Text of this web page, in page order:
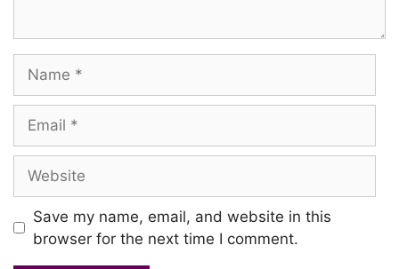
Ippadi ellaam
Vaazhkka enna thaan
Vachu seiyuthae
Enna naan
Pannuveno!
Oh my goddae!
Save my name, email, and website in this
browser for the next time I comment.